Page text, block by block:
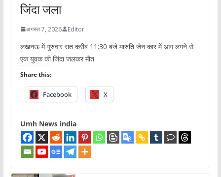
जिंदा जला
अगस्त 7, 2026 Editor
लखनऊ में गुरुवार रात करीब 11:30 बजे मारुति जेन कार में आग लगने से
एक युवक की जिंदा जलकर मौत
Share this:
Facebook X
Umh News india